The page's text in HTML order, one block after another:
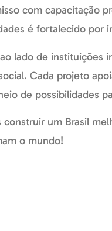
com capacitação
é fortalecido por
lado de instituições
Cada projeto
de possibilidades
construir um Brasil
o mundo!